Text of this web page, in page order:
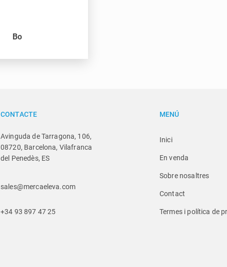
Bo
CONTACTE
Avinguda de Tarragona, 106,
08720, Barcelona, Vilafranca
del Penedès, ES
sales@mercaeleva.com
+34 93 897 47 25
MENÚ
Inici
En venda
Sobre nosaltres
Contact
Termes i política de